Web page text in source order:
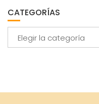
CATEGORÍAS